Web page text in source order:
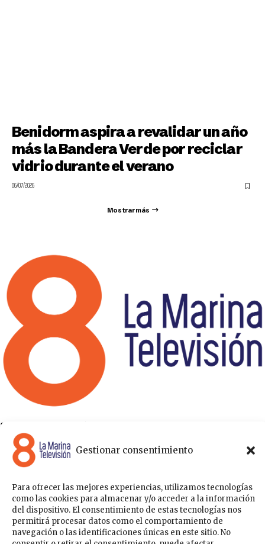
Gestionar consentimiento
Para ofrecer las mejores experiencias, utilizamos tecnologías
como las cookies para almacenar y/o acceder a la información
del dispositivo. El consentimiento de estas tecnologías nos
permitirá procesar datos como el comportamiento de
navegación o las identificaciones únicas en este sitio. No
Benidorm aspira a revalidar un año
más la Bandera Verde por reciclar
vidrio durante el verano
06/07/2026
Mostrar más
8 La Marina Televisión cuenta con una amplia gama de
programas para satisfacer las necesidades y gustos de cualquier
persona, entre los que se encuentran programas de ámbito
político , de noticias, deportes, fiestas y eventos… para estar a la
Sobre nosotros
Acceder
Contáctanos Publicítate con nosotros
Política de Privacidad
Política de Cookies